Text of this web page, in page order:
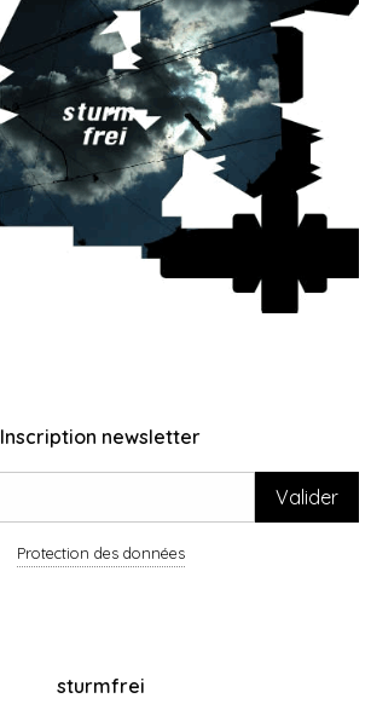
Inscription newsletter
Protection des données
sturmfrei